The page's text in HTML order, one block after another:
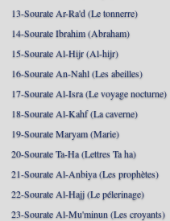
13-Sourate Ar-Ra'd (Le tonnerre)
14-Sourate Ibrahim (Abraham)
15-Sourate Al-Hijr (Al-hijr)
16-Sourate An-Nahl (Les abeilles)
17-Sourate Al-Isra (Le voyage nocturne)
18-Sourate Al-Kahf (La caverne)
19-Sourate Maryam (Marie)
20-Sourate Ta-Ha (Lettres Ta ha)
21-Sourate Al-Anbiya (Les prophètes)
22-Sourate Al-Hajj (Le pélerinage)
23-Sourate Al-Mu'minun (Les croyants)